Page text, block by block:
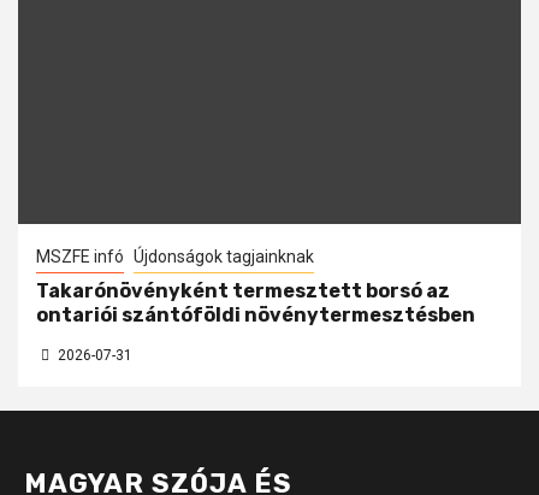
MSZFE infó Újdonságok tagjainknak
Takarónövényként termesztett borsó az
ontariói szántóföldi növénytermesztésben
2026-07-31
MAGYAR SZÓJA ÉS